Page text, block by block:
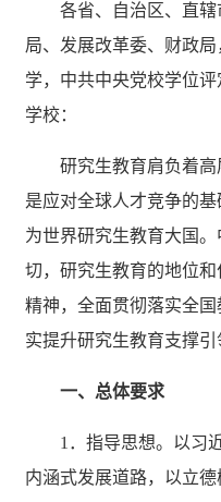
各省、自治区、直
局、发展改革委、财政
学，中共中央党校学位
学校：
研究生教育肩负着
是应对全球人才竞争的
为世界研究生教育大国
切，研究生教育的地位
精神，全面贯彻落实全
实提升研究生教育支撑
一、总体要求
1．指导思想。以习
内涵式发展道路，以立